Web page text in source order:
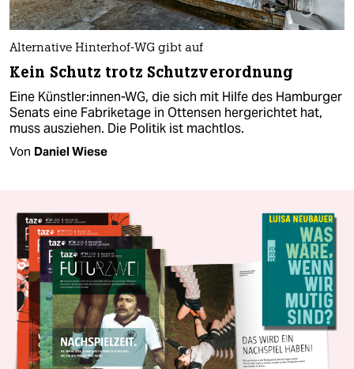
Alternative Hinterhof-WG gibt auf
Kein Schutz trotz Schutzverordnung
Eine Künstler:innen-WG, die sich mit Hilfe des Hamburger
Senats eine Fabriketage in Ottensen hergerichtet hat,
muss ausziehen. Die Politik ist machtlos.
Von Daniel Wiese